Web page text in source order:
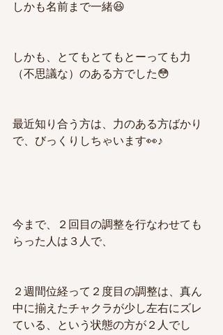
しかも名前まで一緒😆
しかも、とてもとてもとーっても力
（不思議な）のある方でした😳
最近知り合う方は、力のある方ばかり
で、びっくりしちゃいます👀♪
今まで、２回目の調整を行なわせても
らった人は３人で、
２週間位経って２度目の調整は、真ん
中に揃えたチャクラが少し左右にズレ
ている、という状態の方が２人でし